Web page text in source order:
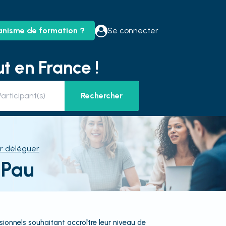
de formation ? Se connecter
en France !
Rechercher
déléguer
souhaitant accroître leur niveau de